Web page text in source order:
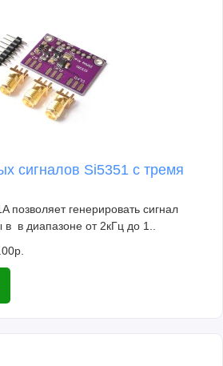
сигналов Si5351 с тремя
позволяет генерировать сигнал
в диапазоне от 2кГц до 1..